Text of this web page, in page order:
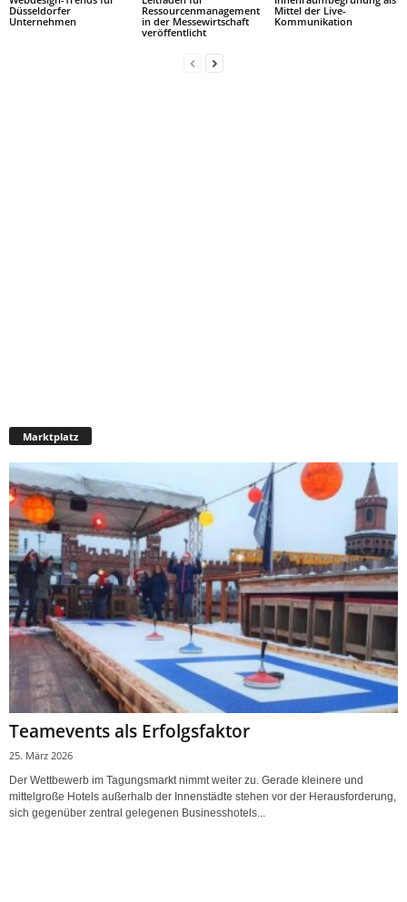
Düsseldorfer
Unternehmen
Ressourcenmanagement
in der Messewirtschaft
veröffentlicht
Mittel der Live-
Kommunikation
Marktplatz
Teamevents als Erfolgsfaktor
25. März 2026
Der Wettbewerb im Tagungsmarkt nimmt weiter zu. Gerade kleinere und
mittelgroße Hotels außerhalb der Innenstädte stehen vor der Herausforderung,
sich gegenüber zentral gelegenen Businesshotels...